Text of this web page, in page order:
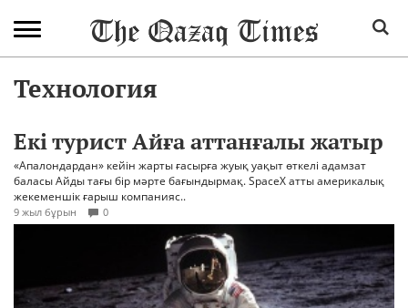
Технология
Екі турист Айға аттанғалы жатыр
«Апалондардан» кейін жарты ғасырға жуық уақыт өткелі адамзат
баласы Айды тағы бір мәрте бағындырмақ. SpaceX атты америкалық
жекеменшік ғарыш компанияс..
9 жыл бұрын 0